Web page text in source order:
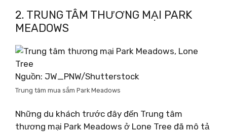
2. TRUNG TÂM THƯƠNG MẠI PARK
MEADOWS
Nguồn: JW_PNW/Shutterstock
Trung tâm mua sắm Park Meadows
Những du khách trước đây đến Trung tâm
thương mại Park Meadows ở Lone Tree đã mô tả